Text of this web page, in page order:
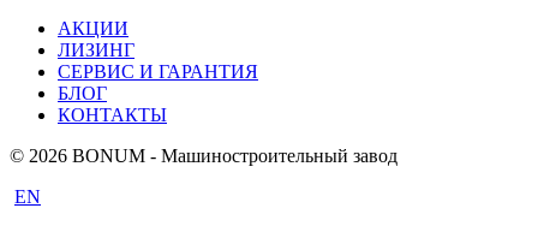
АКЦИИ
ЛИЗИНГ
СЕРВИС И ГАРАНТИЯ
БЛОГ
КОНТАКТЫ
© 2026 BONUM - Машиностроительный завод
EN